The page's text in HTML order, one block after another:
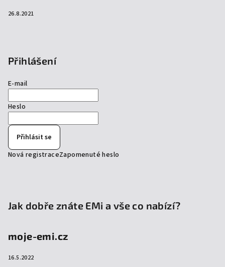
26.8.2021
Přihlášení
E-mail
Heslo
Přihlásit se
Nová registraceZapomenuté heslo
Jak dobře znáte EMi a vše co nabízí?
moje-emi.cz
16.5.2022